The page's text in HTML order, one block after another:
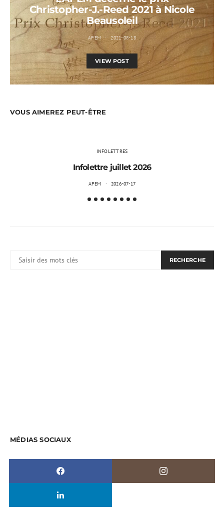
Christopher-J.-Reed 2021 à Nicole
Beausoleil
APEM 2021-08-18
VIEW POST
VOUS AIMEREZ PEUT-ÊTRE
INFOLETTRES
Infolettre juillet 2026
APEM 2026-07-17
RECHERCHE
MÉDIAS SOCIAUX